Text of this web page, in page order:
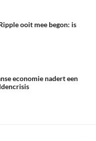
ooit mee begon: is
economie nadert een